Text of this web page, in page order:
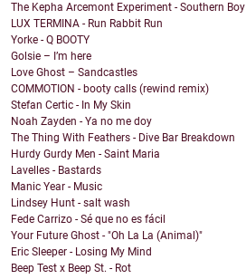
The Kepha Arcemont Experiment - Southern Boy
LUX TERMINA - Run Rabbit Run
Yorke - Q BOOTY
Golsie – I’m here
Love Ghost – Sandcastles
COMMOTION - booty calls (rewind remix)
Stefan Certic - In My Skin
Noah Zayden - Ya no me doy
The Thing With Feathers - Dive Bar Breakdown
Hurdy Gurdy Men - Saint Maria
Lavelles - Bastards
Manic Year - Music
Lindsey Hunt - salt wash
Fede Carrizo - Sé que no es fácil
Your Future Ghost - "Oh La La (Animal)"
Eric Sleeper - Losing My Mind
Beep Test x Beep St. - Rot